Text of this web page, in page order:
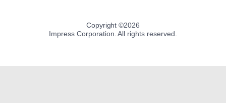
Copyright ©2026
Impress Corporation. All rights reserved.